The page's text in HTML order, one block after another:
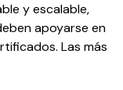
y escalable,
apoyarse en
Las más